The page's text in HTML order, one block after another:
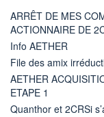
ARRÊT DE MES
ACTIONNAIRE DE
Info AETHER
File des amix
AETHER
ETAPE 1
Quanthor et 2CRSi